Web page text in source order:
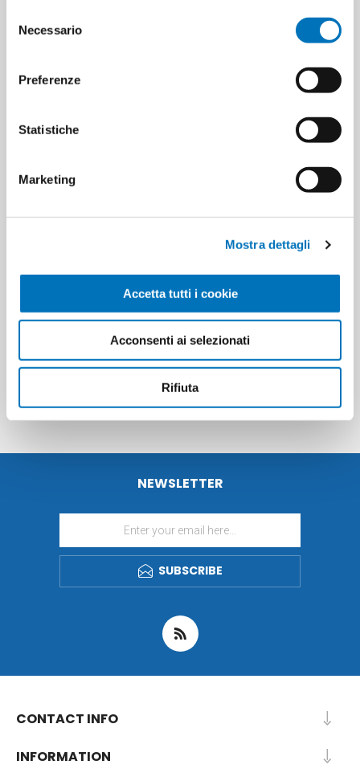
delNecessario
Preferenze
Statistiche
Marketing
Mostra dettagli
Accetta tutti i cookie
Acconsenti ai selezionati
Rifiuta
0
equilibra
NEWSLETTER
SUBSCRIBE
CONTACT INFO
INFORMATION